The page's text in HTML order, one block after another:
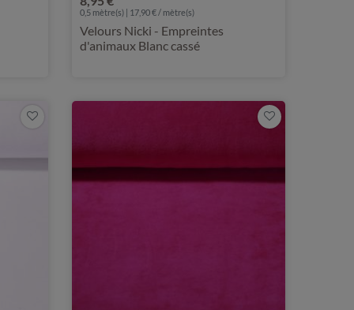
0,5 mètre(s) | 17,90 € / mètre(s)
Velours Nicki - Empreintes
d'animaux Blanc cassé